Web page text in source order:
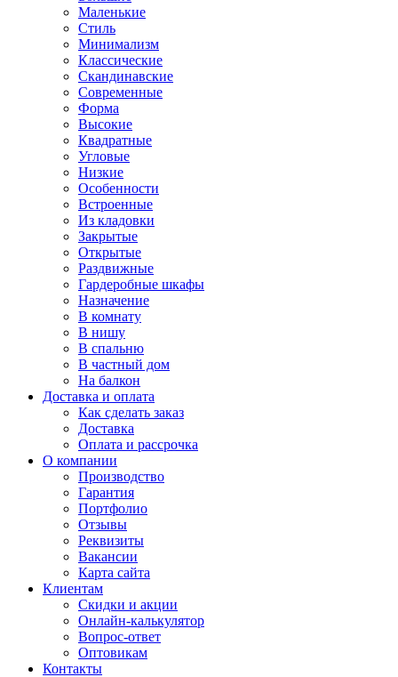
Маленькие
Стиль
Минимализм
Классические
Скандинавские
Современные
Форма
Высокие
Квадратные
Угловые
Низкие
Особенности
Встроенные
Из кладовки
Закрытые
Открытые
Раздвижные
Гардеробные шкафы
Назначение
В комнату
В нишу
В спальню
В частный дом
На балкон
Доставка и оплата
Как сделать заказ
Доставка
Оплата и рассрочка
О компании
Производство
Гарантия
Портфолио
Отзывы
Реквизиты
Вакансии
Карта сайта
Клиентам
Скидки и акции
Онлайн-калькулятор
Вопрос-ответ
Оптовикам
Контакты